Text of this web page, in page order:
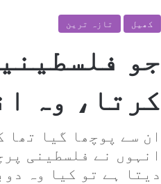
کھیل تازہ ترین
جو
کرتا، وہ
ان سے پوچھا گیا تھا
انہوں نے فلسطینی
دیتا ہے تو کیا وہ